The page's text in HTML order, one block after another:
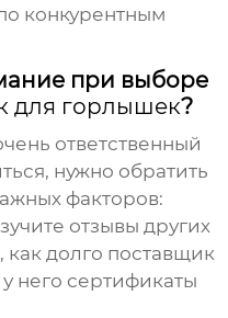
конкурентным
при выборе
для горлышек?
ответственный
нужно обратить
факторов:
отзывы других
как долго поставщик
него сертификаты